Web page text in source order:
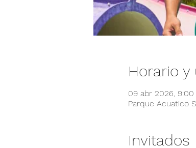
Horario y
09 abr 2026, 9:00
Parque Acuatico
Invitados